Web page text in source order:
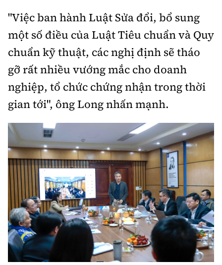
"Việc ban hành Luật Sửa đổi, bổ sung
một số điều của Luật Tiêu chuẩn và Quy
chuẩn kỹ thuật, các nghị định sẽ tháo
gỡ rất nhiều vướng mắc cho doanh
nghiệp, tổ chức chứng nhận trong thời
gian tới", ông Long nhấn mạnh.